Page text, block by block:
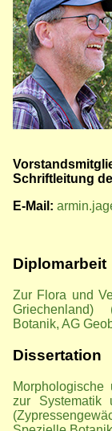
Schriftleitung
E-Mail:
Diplomarbeit
Zur Flora und
Griechenland)
Botanik, AG
Dissertation
Morphologische
zur Systematik